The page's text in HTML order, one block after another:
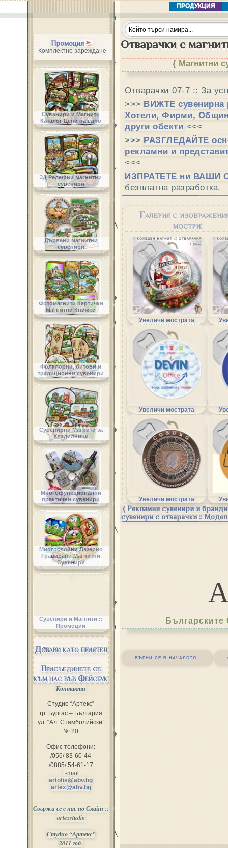
ПРОДУКЦИЯ
Отварачки с
{ Магнитни
Отварачки 07-7 :: За
>>> ВИЖТЕ сувенирна
Хотели, Фирми,
други обекти <<<
>>> РАЗГЛЕДАЙТЕ
рекламни и
<<<
ИЗПРАТЕТЕ ни ВАШИ
безплатна разработка.
Галерия с
мостри:
Увеличи мострата
Увеличи мострата
Увеличи мострата
{ Рекламни сувенири и
сувенири с отварачки ::
върни се в началото
Промоция
Комплектно зареждане
Сувенири и Магнити
Каталог Цени на едро
3Д Релефни магнитни
сувенири
Дървени магнитни
сувенири
Фотомагнити Картички
Магнитни Книжки
Фолклорни, битови и
традиционни сувенири
Сувенирни Магнити за
Хладилници
Многофункционални
практични сувенири
Многослойни Лазерно
Гравирани Магнитни
Сувенири
Сувенири и Магнити ::
Промоции
Добави като приятел
Присъединете се
към нас във Фейсбук
Контакти
Студио “Артекс”
гр. Бургас – България
ул. “Ал. Стамболийски”
№ 20
Офис телефони:
/056/ 83-60-44
/0885/ 54-61-17
E-mail:
artofis@abv.bg
artex@abv.bg
Свържи се с нас по Скайп ::
artexstudio
Студио “Артекс”
2011 год.